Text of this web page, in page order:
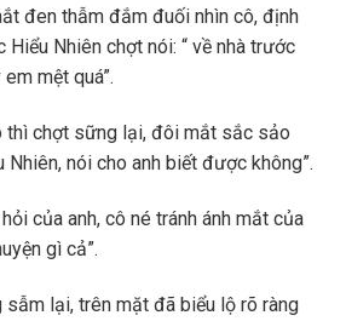
đen thẫm đắm đuối nhìn cô, định
Hiểu Nhiên chợt nói: “ về nhà trước
mệt quá”.
thì chợt sững lại, đôi mắt sắc sảo
Nhiên, nói cho anh biết được không”.
của anh, cô né tránh ánh mắt của
gì cả”.
lại, trên mặt đã biểu lộ rõ ràng